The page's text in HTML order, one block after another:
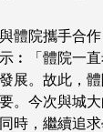
體院攜手合
︰「體院一
展。故此，
。今次與城
時，繼續追求